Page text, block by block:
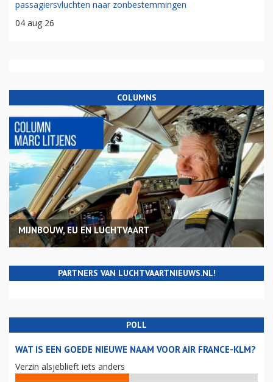
passagiersvluchten naar zonbestemmingen
04 aug 26
COLUMNS
MIJNBOUW, EU EN LUCHTVAART
PARTNERS VAN LUCHTVAARTNIEUWS.NL!
POLL
WAT IS EEN GOEDE NIEUWE NAAM VOOR AIR FRANCE-KLM?
Verzin alsjeblieft iets anders